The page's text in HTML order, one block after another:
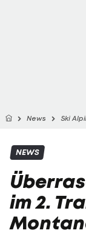
News Ski
NEWS
im 2.